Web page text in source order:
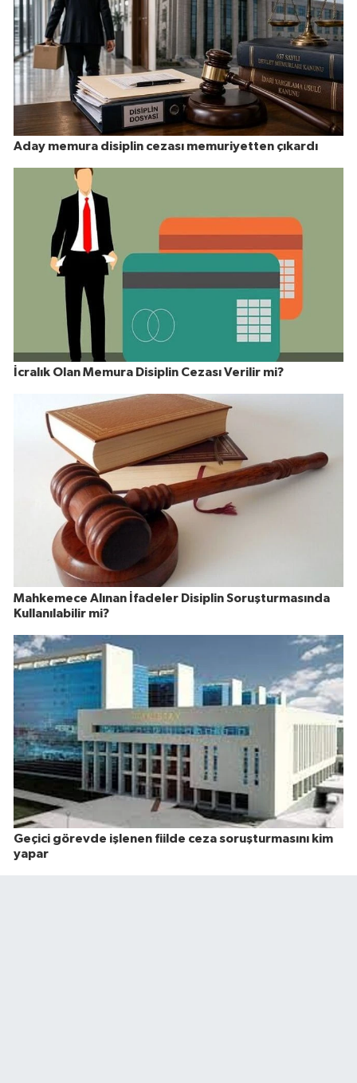
Aday memura disiplin cezası memuriyetten çıkardı
İcralık Olan Memura Disiplin Cezası Verilir mi?
Mahkemece Alınan İfadeler Disiplin Soruşturmasında
Kullanılabilir mi?
Geçici görevde işlenen fiilde ceza soruşturmasını kim
yapar